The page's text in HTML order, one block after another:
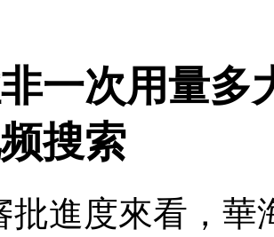
一次用量多
搜索
批進度來看，華